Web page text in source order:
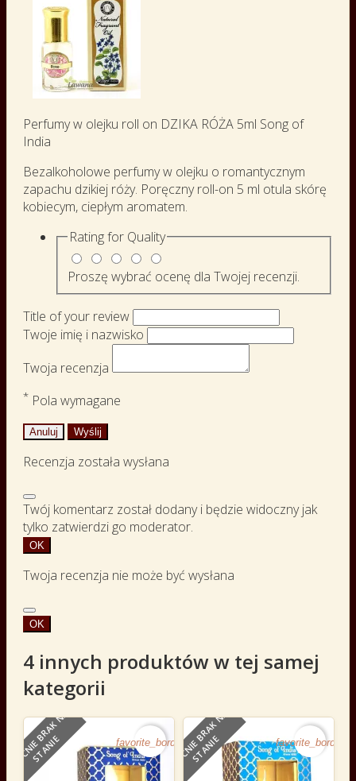
Perfumy w olejku roll on DZIKA RÓŻA 5ml Song of
India
Bezalkoholowe perfumy w olejku o romantycznym
zapachu dzikiej róży. Poręczny roll-on 5 ml otula skórę
kobiecym, ciepłym aromatem.
Rating for Quality
Proszę wybrać ocenę dla Twojej recenzji.
Title of your review
Twoje imię i nazwisko
Twoja recenzja
* Pola wymagane
Anuluj Wyślij
Recenzja została wysłana
Twój komentarz został dodany i będzie widoczny jak
tylko zatwierdzi go moderator.
OK
Twoja recenzja nie może być wysłana
OK
4 innych produktów w tej samej
kategorii
O
B
E
C
N
I
E
B
R
A
K
N
A
S
T
A
N
I
E favorite_borderO
B
E
C
N
I
E
B
R
A
K
N
A
S
T
A
N
I
E favorite_border